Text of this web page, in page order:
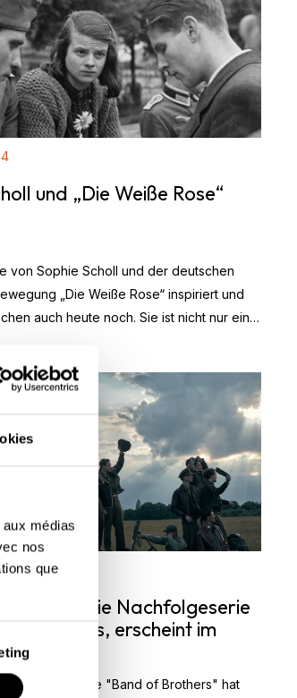
médias
nos
que
und „Die Weiße Rose“
von Sophie Scholl und der deutschen
„Die Weiße Rose“ inspiriert und
auch heute noch. Sie ist nicht nur ein
der Unverwüstlichkeit und des
die ihr Leben...
the Air, die Nachfolgeserie
Brothers, erscheint im
Serie "Band of Brothers" hat